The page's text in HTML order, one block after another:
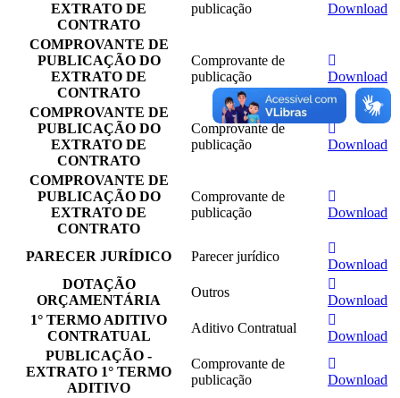
EXTRATO DE
CONTRATO
publicação
Download
COMPROVANTE DE
PUBLICAÇÃO DO
EXTRATO DE
CONTRATO
Comprovante de
publicação
Download
COMPROVANTE DE
PUBLICAÇÃO DO
EXTRATO DE
CONTRATO
Comprovante de
publicação
Download
COMPROVANTE DE
PUBLICAÇÃO DO
EXTRATO DE
CONTRATO
Comprovante de
publicação
Download
PARECER JURÍDICO Parecer jurídico
Download
DOTAÇÃO
ORÇAMENTÁRIA
Outros
Download
1° TERMO ADITIVO
CONTRATUAL
Aditivo Contratual
Download
PUBLICAÇÃO -
EXTRATO 1° TERMO
ADITIVO
Comprovante de
publicação
Download